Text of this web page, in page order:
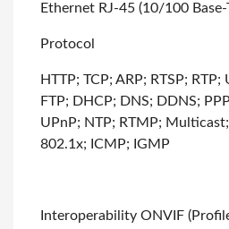
Ethernet RJ-45 (10/100 Base-
Protocol
HTTP; TCP; ARP; RTSP; RTP;
FTP; DHCP; DNS; DDNS;
UPnP; NTP; RTMP; Multicast;
802.1x; ICMP; IGMP
Interoperability ONVIF